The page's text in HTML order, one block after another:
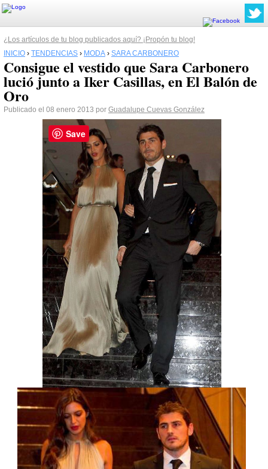
¿Los artículos de tu blog publicados aquí? ¡Propón tu blog!
INICIO › TENDENCIAS › MODA › SARA CARBONERO
Consigue el vestido que Sara Carbonero
lució junto a Iker Casillas, en El Balón de
Oro
Publicado el 08 enero 2013 por Guadalupe Cuevas González
Save